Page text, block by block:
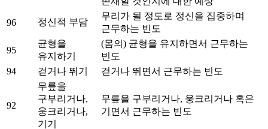
96 정신적 부담
무리가 될 정도로 정신을 집중하며
근무하는 빈도
95
균형을
유지하기
(몸의) 균형을 유지하면서 근무하는
빈도
94
걷거나 뛰기 걷거나 뛰면서 근무하는 빈도
92
무릎을
구부리거나,
웅크리거나,
기기
무릎을 구부리거나, 웅크리거나 혹은
기면서 근무하는 빈도